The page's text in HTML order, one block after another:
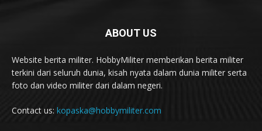
ABOUT US
Website berita militer. HobbyMiliter memberikan berita militer
terkini dari seluruh dunia, kisah nyata dalam dunia militer serta
foto dan video militer dari dalam negeri.
Contact us: kopaska@hobbymiliter.com